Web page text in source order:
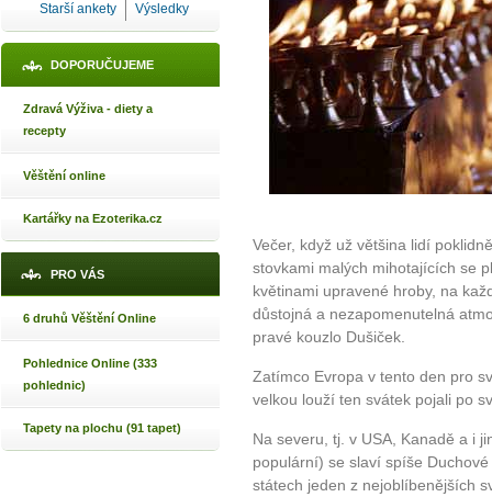
Starší ankety Výsledky
DOPORUČUJEME
Zdravá Výživa - diety a
recepty
Věštění online
Kartářky na Ezoterika.cz
PRO VÁS
6 druhů Věštění Online
Pohlednice Online (333
pohlednic)
Tapety na plochu (91 tapet)
Večer, když už většina lidí
stovkami malých mihotajících se
květinami upravené hroby, na
důstojná a nezapomenutelná
pravé kouzlo Dušiček.
Zatímco Evropa v tento den pro
velkou louží ten svátek pojali po
Na severu, tj. v USA, Kanadě a i
populární) se slaví spíše
státech jeden z nejoblíbenějších